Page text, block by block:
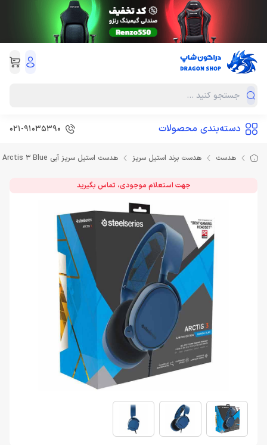
دسته‌بندی محصولات 021-91035390
هدست هدست برند استیل سریز هدست استیل سریز آبی Headset Steel Series Arctis 3 Blue
جهت استعلام موجودی، تماس بگیرید